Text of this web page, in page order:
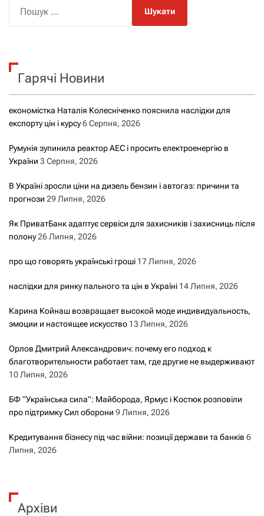
к
Гарячі Новини
економістка Наталія Колесніченко пояснила наслідки для
експорту цін і курсу6 Серпня, 2026
Румунія зупинила реактор АЕС і просить електроенергію в
України 3 Серпня, 2026
В Україні зросли ціни на дизель бензин і автогаз: причини та
прогнози 29 Липня, 2026
Як ПриватБанк адаптує сервіси для захисників і захисниць після
полону26 Липня, 2026
про що говорять українські гроші 17 Липня, 2026
наслідки для ринку пального та цін в Україні 14 Липня, 2026
Карина Койнаш возвращает высокой моде индивидуальность,
эмоции и настоящее искусство 13 Липня, 2026
Орлов Дмитрий Александрович: почему его подход к
благотворительности работает там, где другие не выдерживают
10 Липня, 2026
БФ “Українська сила”: Майборода, Ярмус і Костюк розповіли
про підтримку Сил оборони 9 Липня, 2026
Кредитування бізнесу під час війни: позиції держави та банків 6
Липня, 2026
Архіви